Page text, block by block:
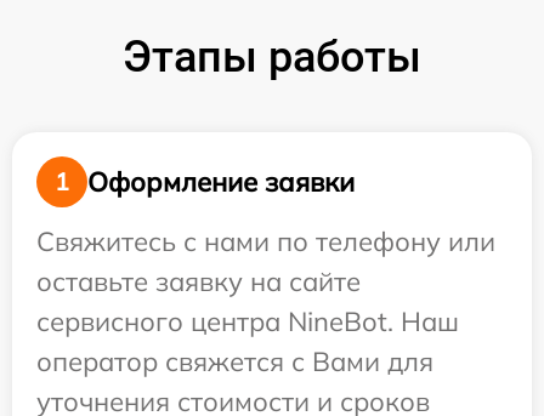
Этапы работы
1
Оформление заявки
Свяжитесь с нами по телефону или
оставьте заявку на сайте
сервисного центра NineBot. Наш
оператор свяжется с Вами для
уточнения стоимости и сроков